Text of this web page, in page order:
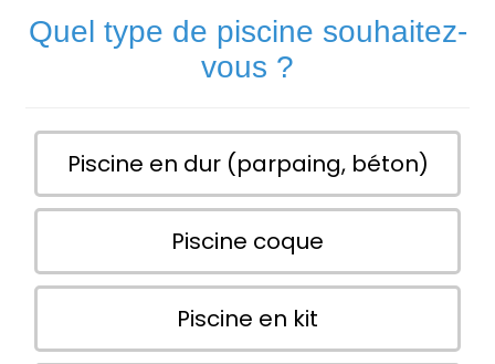
Quel type de piscine souhaitez-
vous ?
Piscine en dur (parpaing, béton)
Piscine coque
Piscine en kit